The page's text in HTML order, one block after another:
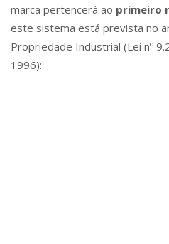
marca pertencerá ao primeiro
este sistema está prevista no
Propriedade Industrial (Lei nº
1996):